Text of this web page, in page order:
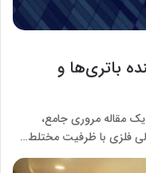
باتری‌ها و
مقاله مروری جامع،
فلزی با ظرفیت مختلط…